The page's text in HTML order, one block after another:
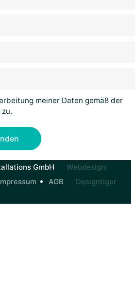
meiner Daten gemäß der
zu.
GmbH
AGB
Webdesign:
Designtiger